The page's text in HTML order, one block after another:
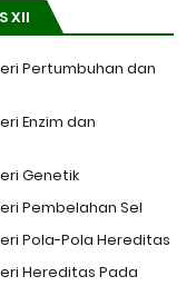
XII
Pertumbuhan dan
Enzim dan
Genetik
Pembelahan Sel
Pola-Pola Hereditas
Hereditas Pada